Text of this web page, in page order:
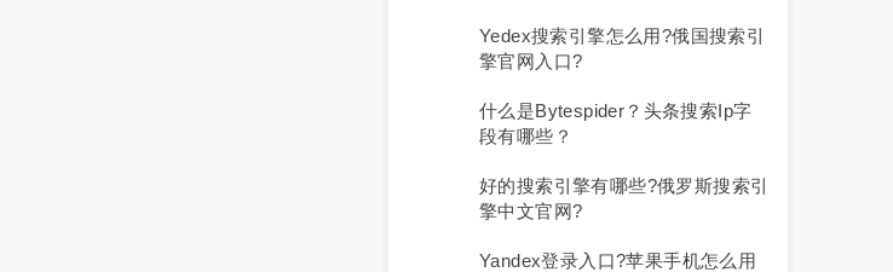
Yedex搜索引擎怎么用?俄国搜索引
擎官网入口?
什么是Bytespider？头条搜索ip字
段有哪些？
好的搜索引擎有哪些?俄罗斯搜索引
擎中文官网?
Yandex登录入口?苹果手机怎么用